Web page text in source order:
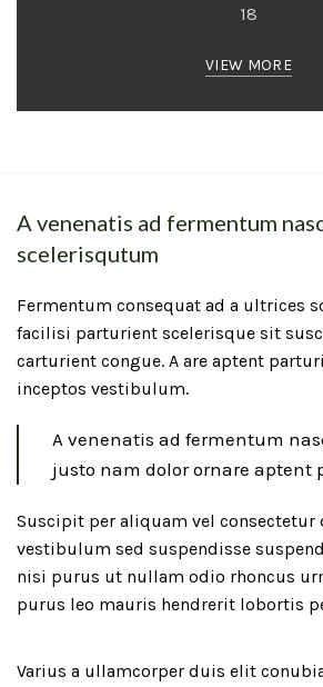
18
VIEW MORE
A venenatis ad fermentum
scelerisqutum
Fermentum consequat ad a ultrices
facilisi parturient scelerisque sit
carturient congue. A are aptent
inceptos vestibulum.
A venenatis ad fermentum
justo nam dolor ornare aptent
Suscipit per aliquam vel consectetur
vestibulum sed suspendisse
nisi purus ut nullam odio rhoncus
purus leo mauris hendrerit lobortis
Varius a ullamcorper duis elit